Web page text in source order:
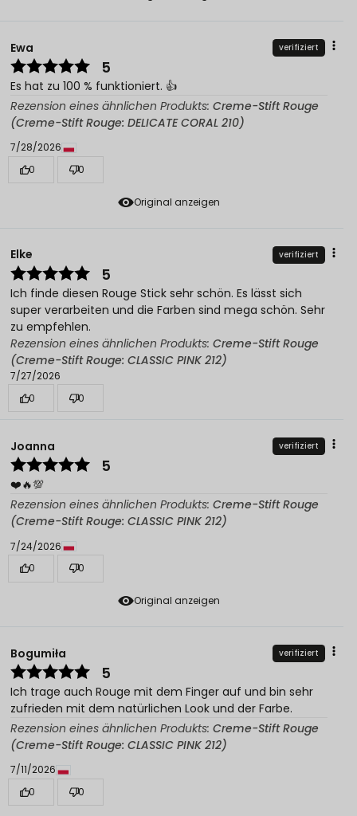
Original anzeigen
Ewa verifiziert
5
Es hat zu 100 % funktioniert. 👍️
Rezension eines ähnlichen Produkts: Creme-Stift Rouge
(Creme-Stift Rouge: DELICATE CORAL 210)
7/28/2026
0
0
Elke verifiziert
5
Ich finde diesen Rouge Stick sehr schön. Es lässt sich
super verarbeiten und die Farben sind mega schön. Sehr
zu empfehlen.
Rezension eines ähnlichen Produkts: Creme-Stift Rouge
(Creme-Stift Rouge: CLASSIC PINK 212)
7/27/2026
0
0
Original anzeigen
Joanna verifiziert
5
❤️🔥💯
Rezension eines ähnlichen Produkts: Creme-Stift Rouge
(Creme-Stift Rouge: CLASSIC PINK 212)
7/24/2026
0
0
Bogumiła verifiziert
5
Ich trage auch Rouge mit dem Finger auf und bin sehr
zufrieden mit dem natürlichen Look und der Farbe.
Rezension eines ähnlichen Produkts: Creme-Stift Rouge
(Creme-Stift Rouge: CLASSIC PINK 212)
7/11/2026
0
0